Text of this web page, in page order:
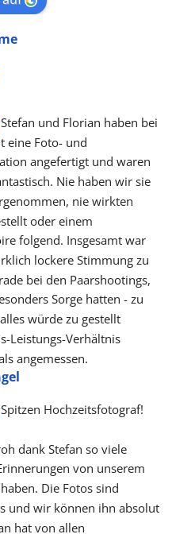
Stefan und Florian haben bei
eine Foto- und
angefertigt und waren
Nie haben wir sie
nie wirkten
oder einem
folgend. Insgesamt war
lockere Stimmung zu
bei den Paarshootings,
Sorge hatten - zu
würde zu gestellt
Leistungs-Verhältnis
angemessen.
Spitzen Hochzeitsfotograf!
dank Stefan so viele
von unserem
Die Fotos sind
und wir können ihn absolut
hat von allen